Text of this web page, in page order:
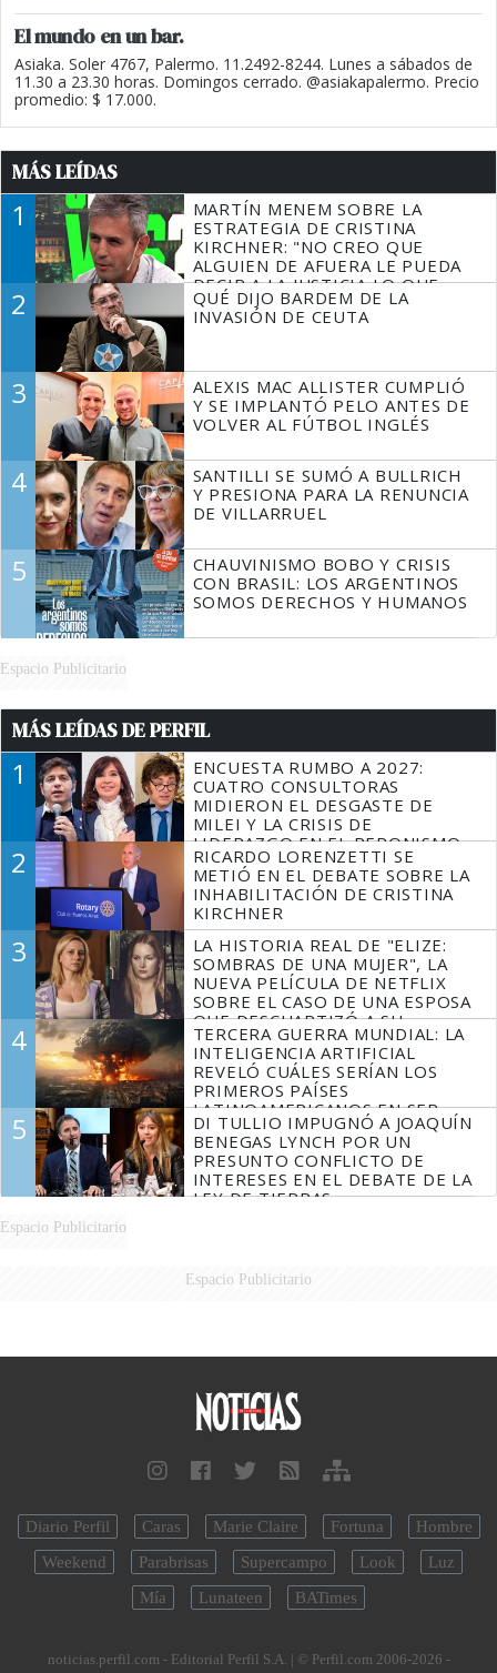
El mundo en un bar.
Asiaka. Soler 4767, Palermo. 11.2492-8244. Lunes a sábados de
11.30 a 23.30 horas. Domingos cerrado. @asiakapalermo. Precio
promedio: $ 17.000.
MÁS LEÍDAS
1
MARTÍN MENEM SOBRE LA
ESTRATEGIA DE CRISTINA
KIRCHNER: "NO CREO QUE
ALGUIEN DE AFUERA LE PUEDA
DECIR A LA JUSTICIA LO QUE
TIENE QUE HACER"
2
QUÉ DIJO BARDEM DE LA
INVASIÓN DE CEUTA
3
ALEXIS MAC ALLISTER CUMPLIÓ
Y SE IMPLANTÓ PELO ANTES DE
VOLVER AL FÚTBOL INGLÉS
4
SANTILLI SE SUMÓ A BULLRICH
Y PRESIONA PARA LA RENUNCIA
DE VILLARRUEL
5
CHAUVINISMO BOBO Y CRISIS
CON BRASIL: LOS ARGENTINOS
SOMOS DERECHOS Y HUMANOS
Espacio Publicitario
MÁS LEÍDAS DE PERFIL
1
ENCUESTA RUMBO A 2027:
CUATRO CONSULTORAS
MIDIERON EL DESGASTE DE
MILEI Y LA CRISIS DE
LIDERAZGO EN EL PERONISMO
2
RICARDO LORENZETTI SE
METIÓ EN EL DEBATE SOBRE LA
INHABILITACIÓN DE CRISTINA
KIRCHNER
3
LA HISTORIA REAL DE "ELIZE:
SOMBRAS DE UNA MUJER", LA
NUEVA PELÍCULA DE NETFLIX
SOBRE EL CASO DE UNA ESPOSA
QUE DESCUARTIZÓ A SU
MARIDO
4
TERCERA GUERRA MUNDIAL: LA
INTELIGENCIA ARTIFICIAL
REVELÓ CUÁLES SERÍAN LOS
PRIMEROS PAÍSES
LATINOAMERICANOS EN SER
DERROTADOS
5
DI TULLIO IMPUGNÓ A JOAQUÍN
BENEGAS LYNCH POR UN
PRESUNTO CONFLICTO DE
INTERESES EN EL DEBATE DE LA
LEY DE TIERRAS
Espacio Publicitario
Espacio Publicitario
Diario Perfil Caras Marie Claire Fortuna
Hombre
Weekend
Parabrisas Supercampo Look
Luz
Mía
Lunateen BATimes
noticias.perfil.com - Editorial Perfil S.A. | © Perfil.com 2006-2026 -